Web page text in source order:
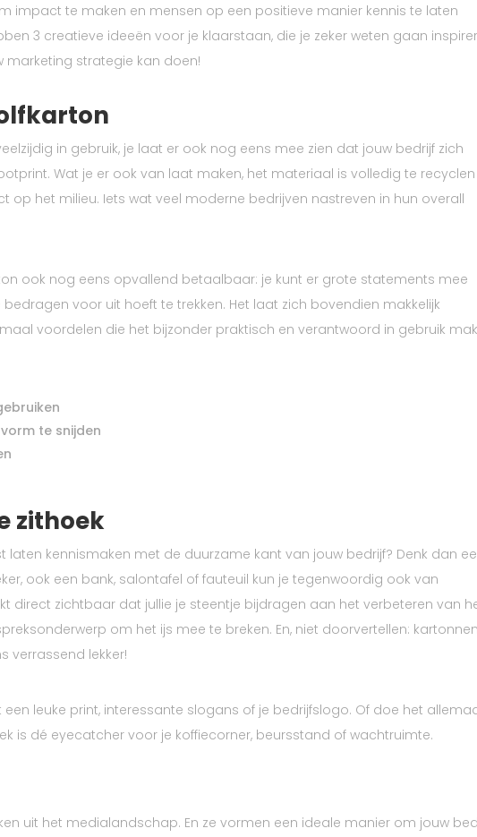
impact te maken en mensen op een positieve manier kennis te laten
3 creatieve ideeën voor je klaarstaan, die je zeker weten gaan
marketing strategie kan doen!
in gebruik, je laat er ook nog eens mee zien dat jouw bedrijf zich
Wat je er ook van laat maken, het materiaal is volledig te
op het milieu. Iets wat veel moderne bedrijven nastreven in hun overall
ook nog eens opvallend betaalbaar: je kunt er grote statements mee
voor uit hoeft te trekken. Het laat zich bovendien makkelijk
voordelen die het bijzonder praktisch en verantwoord in gebruik
te snijden
zithoek
laten kennismaken met de duurzame kant van jouw bedrijf? Denk dan
ook een bank, salontafel of fauteuil kun je tegenwoordig ook van
direct zichtbaar dat jullie je steentje bijdragen aan het verbeteren van
om het ijs mee te breken. En, niet doorvertellen: kartonnen
verrassend lekker!
leuke print, interessante slogans of je bedrijfslogo. Of doe het
is dé eyecatcher voor je koffiecorner, beursstand of wachtruimte.
uit het medialandschap. En ze vormen een ideale manier om jouw